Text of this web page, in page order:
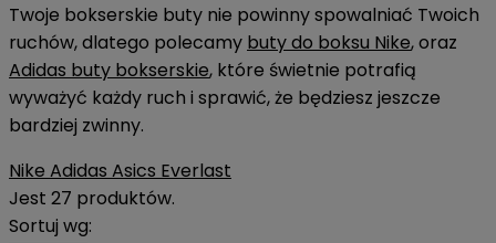
Twoje bokserskie buty nie powinny spowalniać Twoich
ruchów, dlatego polecamy buty do boksu Nike, oraz
Adidas buty bokserskie, które świetnie potrafią
wyważyć każdy ruch i sprawić, że będziesz jeszcze
bardziej zwinny.
Nike Adidas Asics Everlast
Jest 27 produktów.
Sortuj wg: